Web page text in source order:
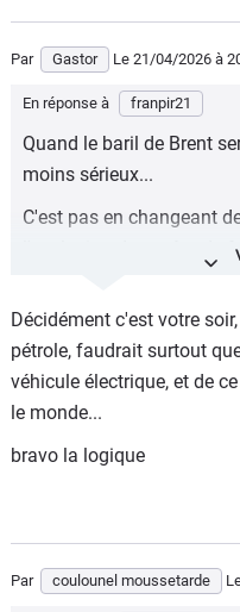
Par Gastor Le 21/04/2026 à
En réponse à franpir21
Quand le baril de Brent
moins sérieux...
C'est pas en changeant
l'explosion des coûts de
Mais grâce à nos braves
va "décarboner" et se
OPmobility va sans
éléments de carrosserie
en épluchures de
Décidément c'est votre
pétrole, faudrait surtout
véhicule électrique, et de
le monde...
bravo la logique
Par coulounel moussetarde